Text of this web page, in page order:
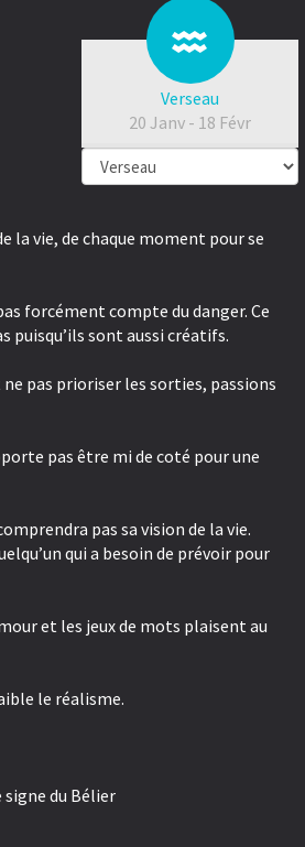
Verseau
20 Janv - 18 Févr
la vie, de chaque moment pour se
forcément compte du danger. Ce
puisqu’ils sont aussi créatifs.
pas prioriser les sorties, passions
pas être mi de coté pour une
pas sa vision de la vie.
qui a besoin de prévoir pour
et les jeux de mots plaisent au
le réalisme.
du Bélier